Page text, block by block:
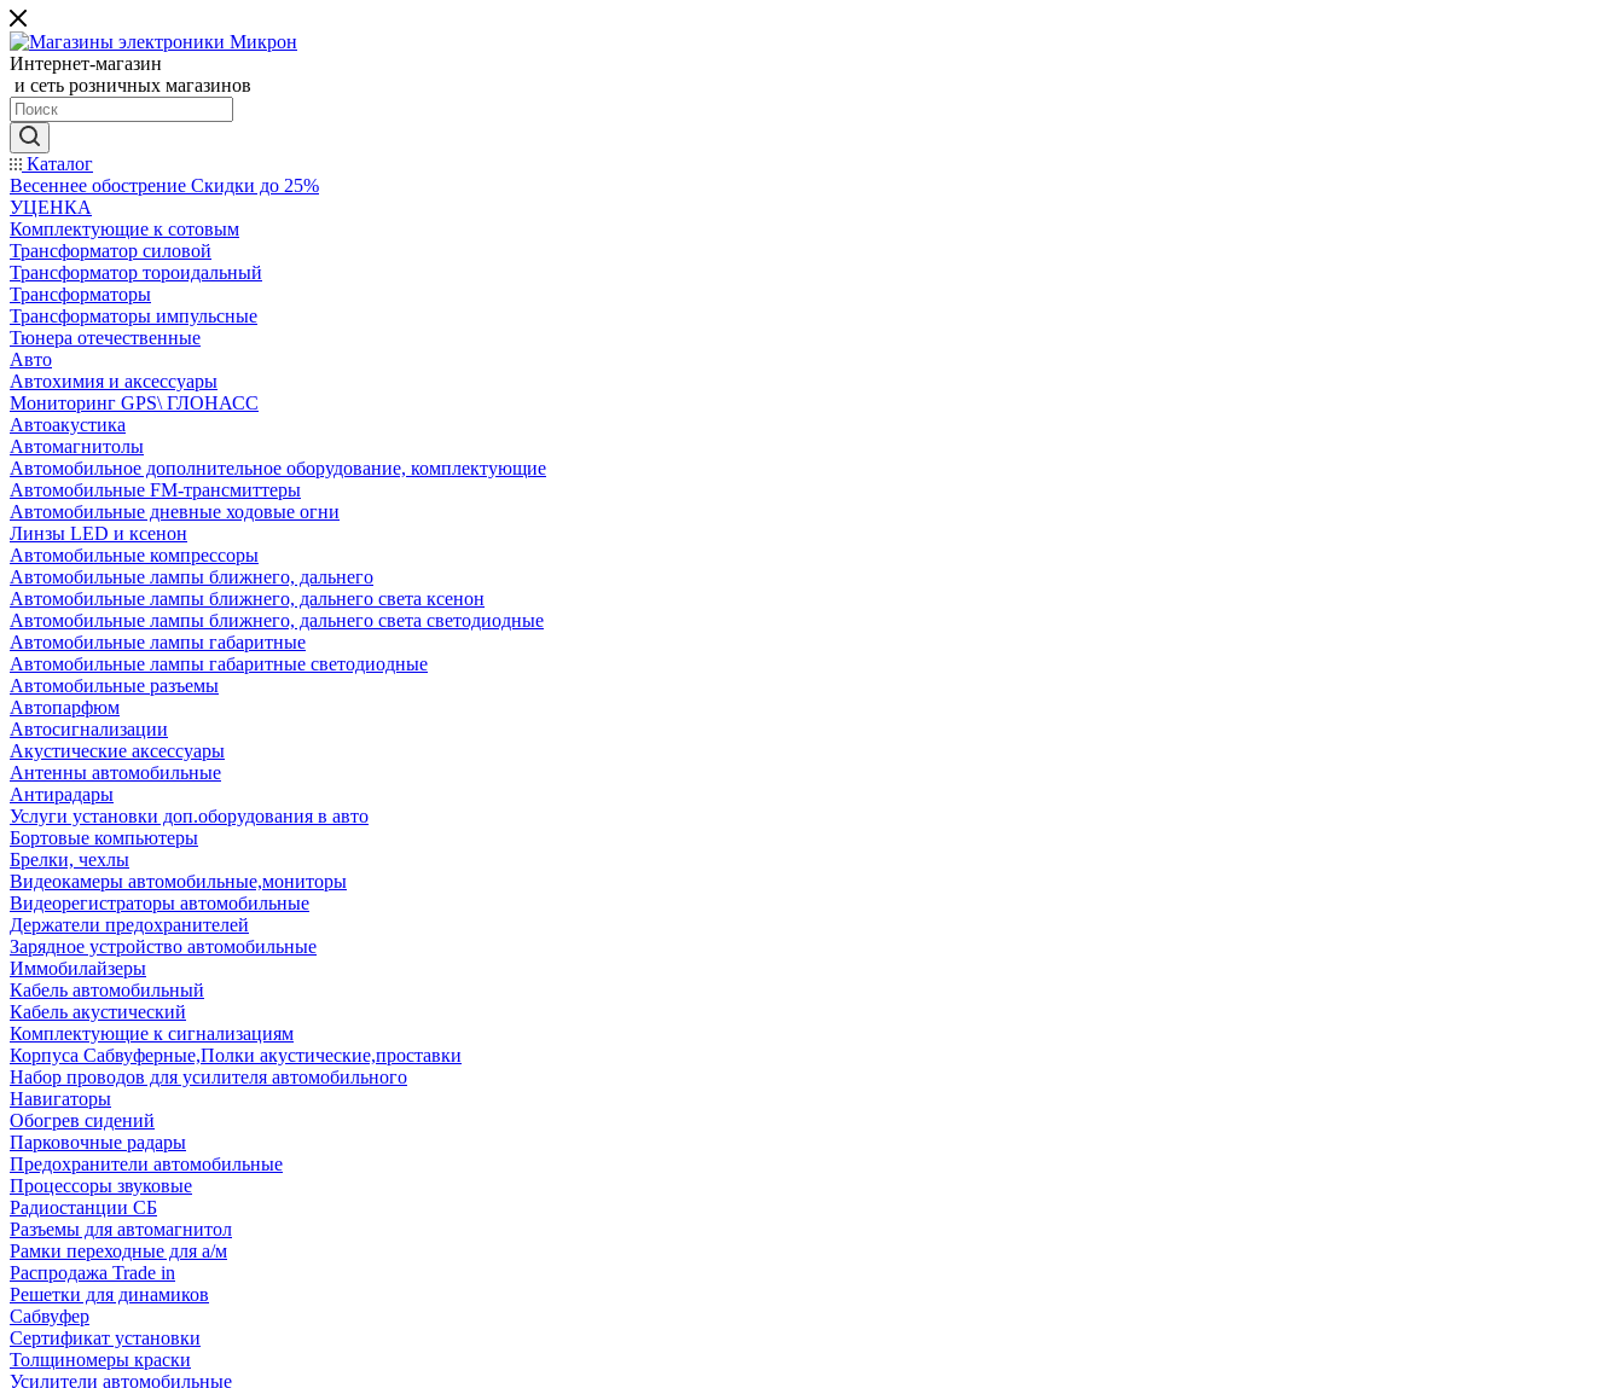
Интернет-магазин
и сеть розничных магазинов
Каталог
Весеннее обострение Скидки до 25%
УЦЕНКА
Комплектующие к сотовым
Трансформатор силовой
Трансформатор тороидальный
Трансформаторы
Трансформаторы импульсные
Тюнера отечественные
Авто
Автохимия и аксессуары
Мониторинг GPS\ ГЛОНАСС
Автоакустика
Автомагнитолы
Автомобильное дополнительное оборудование, комплектующие
Автомобильные FM-трансмиттеры
Автомобильные дневные ходовые огни
Линзы LED и ксенон
Автомобильные компрессоры
Автомобильные лампы ближнего, дальнего
Автомобильные лампы ближнего, дальнего света ксенон
Автомобильные лампы ближнего, дальнего света светодиодные
Автомобильные лампы габаритные
Автомобильные лампы габаритные светодиодные
Автомобильные разъемы
Автопарфюм
Автосигнализации
Акустические аксессуары
Антенны автомобильные
Антирадары
Услуги установки доп.оборудования в авто
Бортовые компьютеры
Брелки, чехлы
Видеокамеры автомобильные,мониторы
Видеорегистраторы автомобильные
Держатели предохранителей
Зарядное устройство автомобильные
Иммобилайзеры
Кабель автомобильный
Кабель акустический
Комплектующие к сигнализациям
Корпуса Сабвуферные,Полки акустические,проставки
Набор проводов для усилителя автомобильного
Навигаторы
Обогрев сидений
Парковочные радары
Предохранители автомобильные
Процессоры звуковые
Радиостанции СБ
Разъемы для автомагнитол
Рамки переходные для а/м
Распродажа Trade in
Решетки для динамиков
Сабвуфер
Сертификат установки
Толщиномеры краски
Усилители автомобильные